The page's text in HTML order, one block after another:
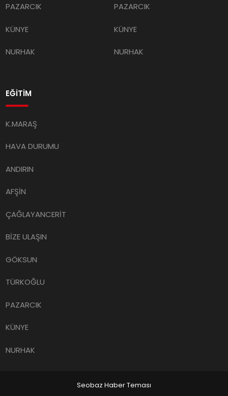
PAZARCIK
KÜNYE
NURHAK
PAZARCIK
KÜNYE
NURHAK
EĞİTİM
K.MARAŞ
HAVA DURUMU
ANDIRIN
AFŞİN
ÇAĞLAYANCERİT
BİZE ULAŞIN
GÖKSUN
TÜRKOĞLU
PAZARCIK
KÜNYE
NURHAK
Seobaz Haber Teması